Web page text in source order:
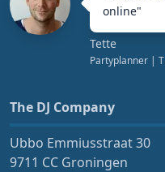
online"
Tette
Partyplanner |
The DJ Company
Ubbo Emmiusstraat 30
9711 CC Groningen